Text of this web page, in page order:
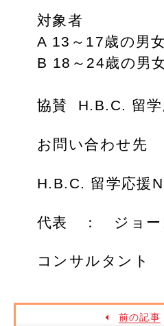
対象者
A 13～17歳の男
B 18～24歳の男
協賛 H.B.C. 留学
お問い合わせ先
H.B.C. 留学応
代表 ： ジョー
コンサルタン
前の記事